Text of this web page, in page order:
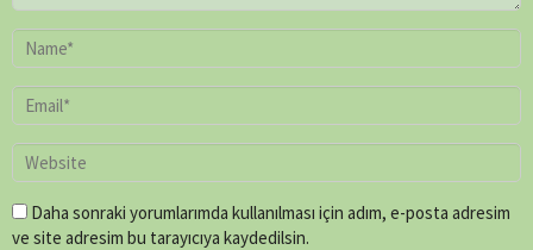
Daha sonraki yorumlarımda kullanılması için adım, e-posta adresim
ve site adresim bu tarayıcıya kaydedilsin.